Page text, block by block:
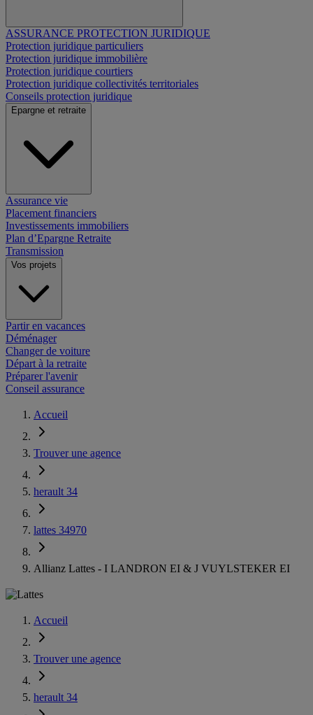
ASSURANCE PROTECTION JURIDIQUE
Protection juridique particuliers
Protection juridique immobilière
Protection juridique courtiers
Protection juridique collectivités territoriales
Conseils protection juridique
Epargne et retraite
Assurance vie
Placement financiers
Investissements immobiliers
Plan d’Epargne Retraite
Transmission
Vos projets
Partir en vacances
Déménager
Changer de voiture
Départ à la retraite
Préparer l'avenir
Conseil assurance
Accueil
Trouver une agence
herault 34
lattes 34970
Allianz Lattes - I LANDRON EI & J VUYLSTEKER EI
Accueil
Trouver une agence
herault 34